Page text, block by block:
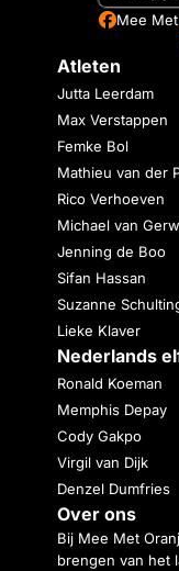
Mee
Atleten
Jutta Leerdam
Max Verstappen
Femke Bol
Mathieu van der
Rico Verhoeven
Michael van
Jenning de Boo
Sifan Hassan
Suzanne
Lieke Klaver
Nederlands
Ronald Koeman
Memphis Depay
Cody Gakpo
Virgil van Dijk
Denzel Dumfries
Over ons
Bij Mee Met
brengen van het